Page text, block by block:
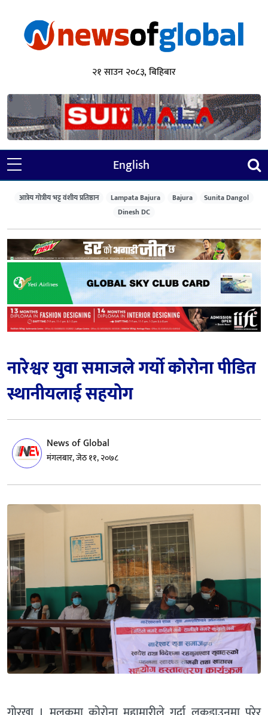
२१ साउन २०८३, बिहिबार
English
आत्रेय गोत्रीय भट्ट वंशीय प्रतिष्ठान Lampata Bajura Bajura
Sunita Dangol
Dinesh DC
नारेश्वर युवा समाजले गर्याे काेराेना पीडित
स्थानीयलाई सहयोग
News of Global
मंगलबार, जेठ ११, २०७८